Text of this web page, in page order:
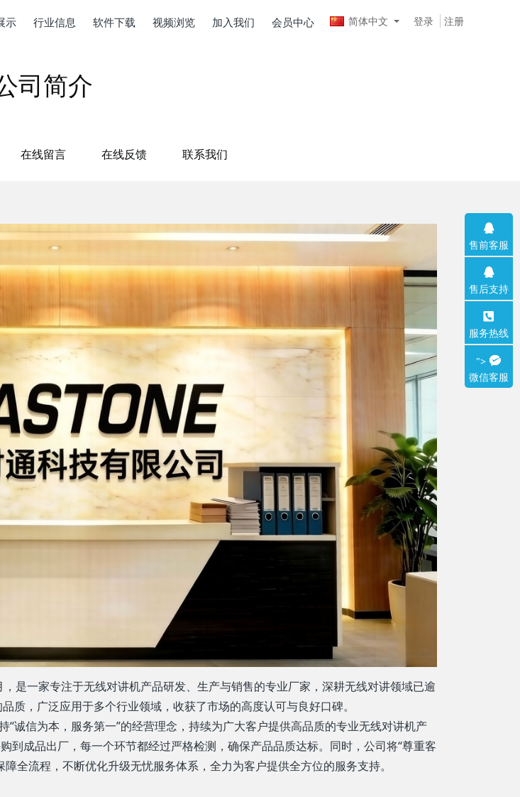
登录 注册
示 行业信息 软件下载 视频浏览 加入我们 会员中心 简体中文
司简介
在线留言 在线反馈 联系我们
是一家专注于无线对讲机产品研发、生产与销售的专业厂家，深耕无线对讲领域已逾
，广泛应用于多个行业领域，收获了市场的高度认可与良好口碑。
诚信为本，服务第一”的经营理念，持续为广大客户提供高品质的专业无线对讲机产
成品出厂，每一个环节都经过严格检测，确保产品品质达标。同时，公司将“尊重客
全流程，不断优化升级无忧服务体系，全力为客户提供全方位的服务支持。
售前客服
售后支持
服务热线
">
微信客服